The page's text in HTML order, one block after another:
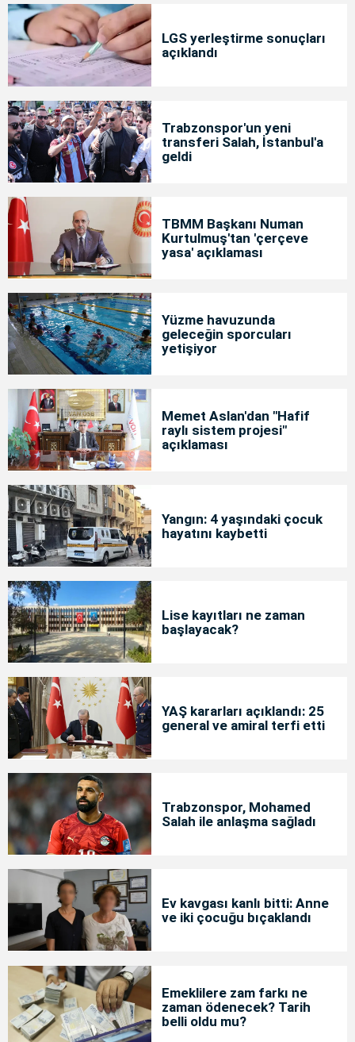
LGS yerleştirme sonuçları
açıklandı
Trabzonspor'un yeni
transferi Salah, İstanbul'a
geldi
TBMM Başkanı Numan
Kurtulmuş'tan 'çerçeve
yasa' açıklaması
Yüzme havuzunda
geleceğin sporcuları
yetişiyor
Memet Aslan'dan "Hafif
raylı sistem projesi"
açıklaması
Yangın: 4 yaşındaki çocuk
hayatını kaybetti
Lise kayıtları ne zaman
başlayacak?
YAŞ kararları açıklandı: 25
general ve amiral terfi etti
Trabzonspor, Mohamed
Salah ile anlaşma sağladı
Ev kavgası kanlı bitti: Anne
ve iki çocuğu bıçaklandı
Emeklilere zam farkı ne
zaman ödenecek? Tarih
belli oldu mu?